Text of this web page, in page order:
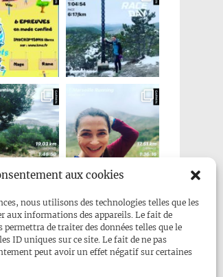
aux cookies
nous utilisons des technologies telles que les
aux informations des appareils. Le fait de
de traiter des données telles que le
ID uniques sur ce site. Le fait de ne pas
peut avoir un effet négatif sur certaines
Mehr anzeigen...
Folge uns auf Instagram